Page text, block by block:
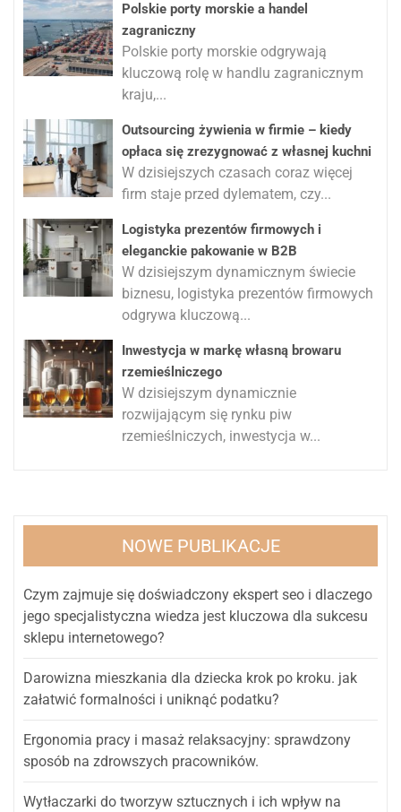
Polskie porty morskie a handel
zagraniczny
Polskie porty morskie odgrywają
kluczową rolę w handlu zagranicznym
kraju,...
Outsourcing żywienia w firmie – kiedy
opłaca się zrezygnować z własnej kuchni
W dzisiejszych czasach coraz więcej
firm staje przed dylematem, czy...
Logistyka prezentów firmowych i
eleganckie pakowanie w B2B
W dzisiejszym dynamicznym świecie
biznesu, logistyka prezentów firmowych
odgrywa kluczową...
Inwestycja w markę własną browaru
rzemieślniczego
W dzisiejszym dynamicznie
rozwijającym się rynku piw
rzemieślniczych, inwestycja w...
NOWE PUBLIKACJE
Czym zajmuje się doświadczony ekspert seo i dlaczego
jego specjalistyczna wiedza jest kluczowa dla sukcesu
sklepu internetowego?
Darowizna mieszkania dla dziecka krok po kroku. jak
załatwić formalności i uniknąć podatku?
Ergonomia pracy i masaż relaksacyjny: sprawdzony
sposób na zdrowszych pracowników.
Wytłaczarki do tworzyw sztucznych i ich wpływ na